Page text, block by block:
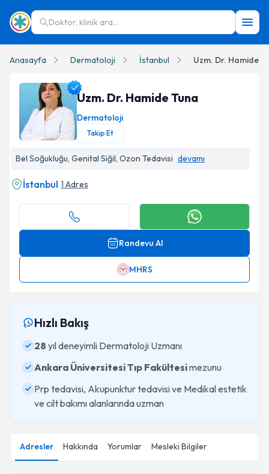
Doktor, klinik ara...
Anasayfa Dermatoloji İstanbul Uzm. Dr. Hamide
Uzm. Dr. Hamide Tuna
Dermatoloji
Takip Et
Bel Soğukluğu, Genital Siğil, Ozon Tedavisi devamı
İstanbul 1 Adres
Randevu Al
MHRS
Hızlı Bakış
28 yıl deneyimli Dermatoloji Uzmanı
Ankara Üniversitesi Tıp Fakültesimezunu
Prp tedavisi, Akupunktur tedavisi ve Medikal estetik
ve cilt bakımı alanlarında uzman
Adresler Hakkında Yorumlar Mesleki Bilgiler